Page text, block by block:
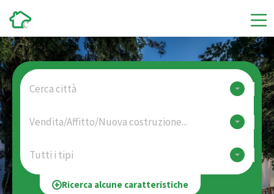
Cerca città
Vendita/Affitto/Nuova costruzione...
Tutti i tipi
Ricerca alcune caratteristiche